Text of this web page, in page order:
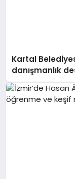
Kartal
danışmanlık